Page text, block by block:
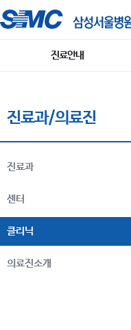
진료안내
진료과/의료진
진료과
센터
클리닉
의료진소개